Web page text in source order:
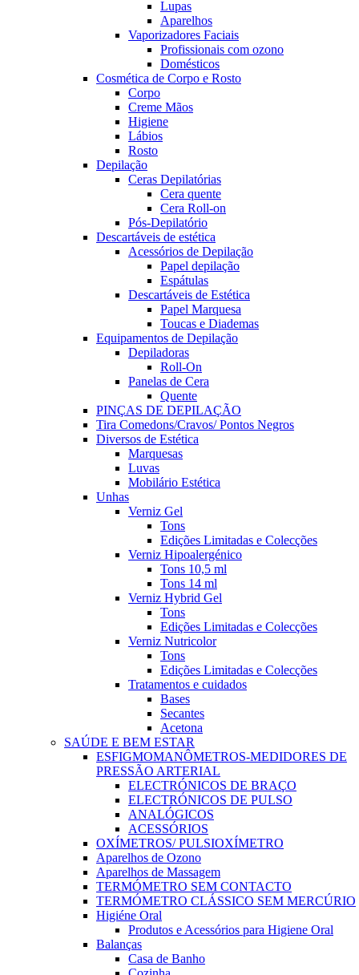
Lupas
Aparelhos
Vaporizadores Faciais
Profissionais com ozono
Domésticos
Cosmética de Corpo e Rosto
Corpo
Creme Mãos
Higiene
Lábios
Rosto
Depilação
Ceras Depilatórias
Cera quente
Cera Roll-on
Pós-Depilatório
Descartáveis de estética
Acessórios de Depilação
Papel depilação
Espátulas
Descartáveis de Estética
Papel Marquesa
Toucas e Diademas
Equipamentos de Depilação
Depiladoras
Roll-On
Panelas de Cera
Quente
PINÇAS DE DEPILAÇÃO
Tira Comedons/Cravos/ Pontos Negros
Diversos de Estética
Marquesas
Luvas
Mobilário Estética
Unhas
Verniz Gel
Tons
Edições Limitadas e Colecções
Verniz Hipoalergénico
Tons 10,5 ml
Tons 14 ml
Verniz Hybrid Gel
Tons
Edições Limitadas e Colecções
Verniz Nutricolor
Tons
Edições Limitadas e Colecções
Tratamentos e cuidados
Bases
Secantes
Acetona
SAÚDE E BEM ESTAR
ESFIGMOMANÔMETROS-MEDIDORES DE
PRESSÃO ARTERIAL
ELECTRÓNICOS DE BRAÇO
ELECTRÓNICOS DE PULSO
ANALÓGICOS
ACESSÓRIOS
OXÍMETROS/ PULSIOXÍMETRO
Aparelhos de Ozono
Aparelhos de Massagem
TERMÓMETRO SEM CONTACTO
TERMÓMETRO CLÁSSICO SEM MERCÚRIO
Higiéne Oral
Produtos e Acessórios para Higiene Oral
Balanças
Casa de Banho